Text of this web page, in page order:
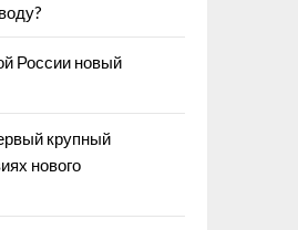
России новый
крупный
нового